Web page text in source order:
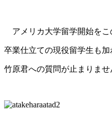
アメリカ大学留学開始をこ
卒業仕立ての現役留学生も加
竹原君への質問が止まりませ